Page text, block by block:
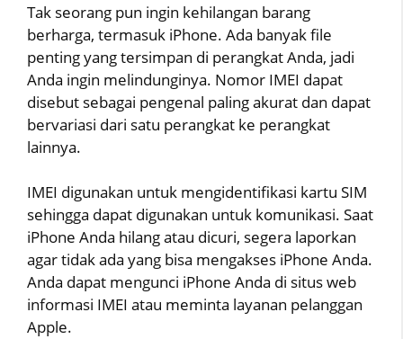
Tak seorang pun ingin kehilangan barang
berharga, termasuk iPhone. Ada banyak file
penting yang tersimpan di perangkat Anda, jadi
Anda ingin melindunginya. Nomor IMEI dapat
disebut sebagai pengenal paling akurat dan dapat
bervariasi dari satu perangkat ke perangkat
lainnya.
IMEI digunakan untuk mengidentifikasi kartu SIM
sehingga dapat digunakan untuk komunikasi. Saat
iPhone Anda hilang atau dicuri, segera laporkan
agar tidak ada yang bisa mengakses iPhone Anda.
Anda dapat mengunci iPhone Anda di situs web
informasi IMEI atau meminta layanan pelanggan
Apple.